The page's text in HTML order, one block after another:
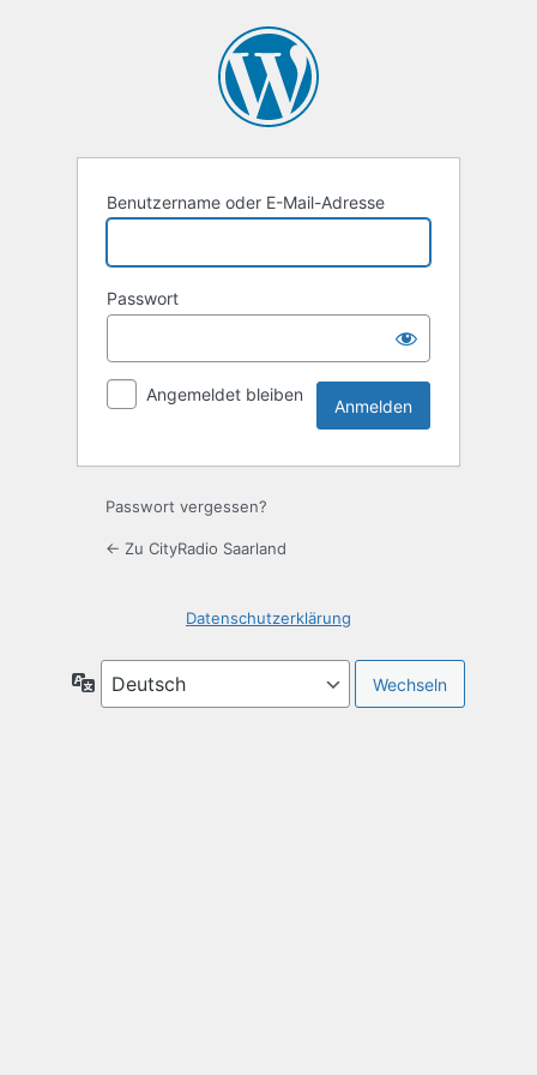
Benutzername oder E-Mail-Adresse
Passwort
Angemeldet bleiben
Passwort vergessen?
← Zu CityRadio Saarland
Datenschutzerklärung
Sprache